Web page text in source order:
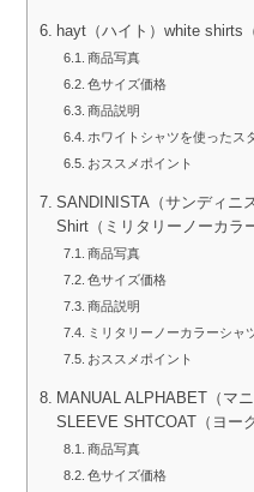
hayt（ハイト）white shirts
商品写真
色サイズ価格
商品説明
ホワイトシャツを使ったス
おススメポイント
SANDINISTA（サンディニ
Shirt（ミリタリーノーカラ
商品写真
色サイズ価格
商品説明
ミリタリーノーカラーシャ
おススメポイント
MANUAL ALPHABET（マ
SLEEVE SHTCOAT（ヨー
商品写真
色サイズ価格